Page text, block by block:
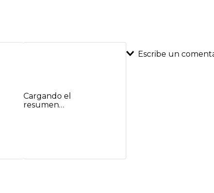
Cargando el
resumen…
Escribe un